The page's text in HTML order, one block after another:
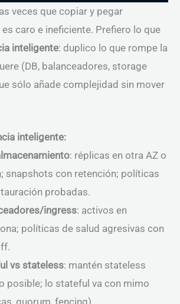
veces que copiar y pegar
es caro e ineficiente. Prefiero lo que
inteligente: duplico lo que rompe la
(DB, balanceadores, storage
sólo añade complejidad sin mover
inteligente:
: réplicas en otra AZ o
snapshots con retención; políticas
probadas.
ingress: activos en
políticas de salud agresivas con
vs stateless: mantén stateless
posible; lo stateful va con mimo
quorum, fencing).